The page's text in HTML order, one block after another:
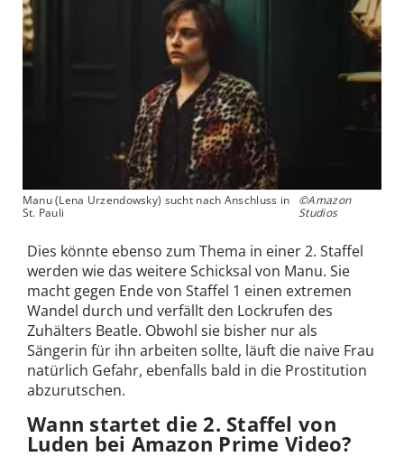
Manu (Lena Urzendowsky) sucht nach Anschluss in
St. Pauli
©Amazon
Studios
Dies könnte ebenso zum Thema in einer 2. Staffel
werden wie das weitere Schicksal von Manu. Sie
macht gegen Ende von Staffel 1 einen extremen
Wandel durch und verfällt den Lockrufen des
Zuhälters Beatle. Obwohl sie bisher nur als
Sängerin für ihn arbeiten sollte, läuft die naive Frau
natürlich Gefahr, ebenfalls bald in die Prostitution
abzurutschen.
Wann startet die 2. Staffel von
Luden bei Amazon Prime Video?